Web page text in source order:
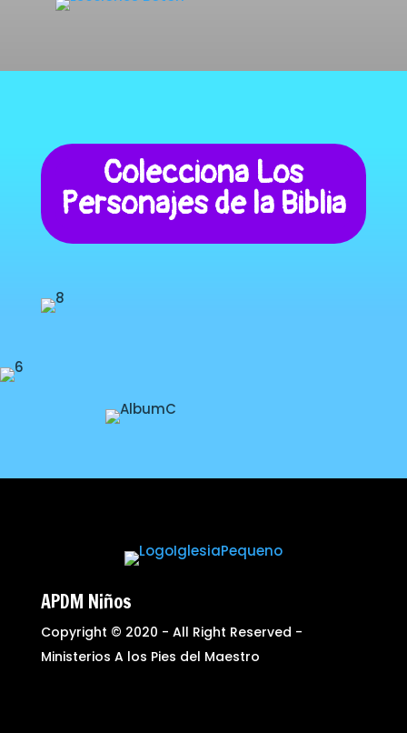
Colecciona Los
Personajes de la Biblia
APDM Niños
Copyright © 2020 - All Right Reserved -
Ministerios A los Pies del Maestro